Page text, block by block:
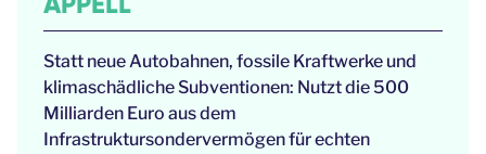
Statt neue Autobahnen, fossile Kraftwerke und
klimaschädliche Subventionen: Nutzt die 500
Milliarden Euro aus dem
Infrastruktursondervermögen für echten